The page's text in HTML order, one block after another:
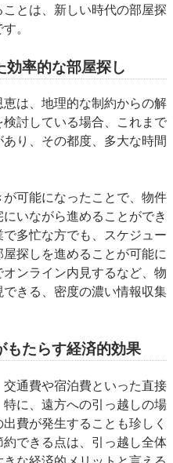
とは、新しい時代の部屋探
。
効率的な部屋探し
は、地理的な制約からの解
討している場合、これまで
り、その都度、多大な時間
可能になったことで、物件
いながら進めることができ
多忙な方でも、スケジュー
探しを進めることが可能に
ンライン内見するなど、物
きる、密度の濃い情報収集
もたらす経済的効果
通費や宿泊費といった直接
に、遠方への引っ越しの場
費が発生することも珍しく
できる点は、引っ越し全体